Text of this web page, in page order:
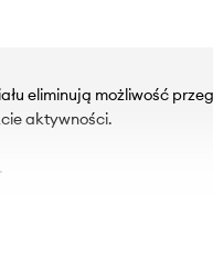
eliminują możliwość
aktywności.